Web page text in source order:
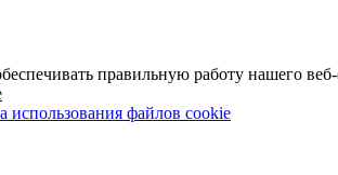
правильную работу нашего веб-
использования файлов cookie